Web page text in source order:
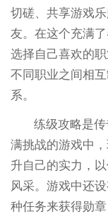
切磋、共享游戏
友。在这个充满
选择自己喜欢的
不同职业之间相
系。
练级攻略是
满挑战的游戏中
升自己的实力，
风采。游戏中还
种任务来获得勋